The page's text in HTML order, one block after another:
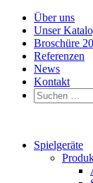
Über uns
Unser
Broschüre
Referenzen
News
Kontakt
Suchen
nach:
Spielgeräte